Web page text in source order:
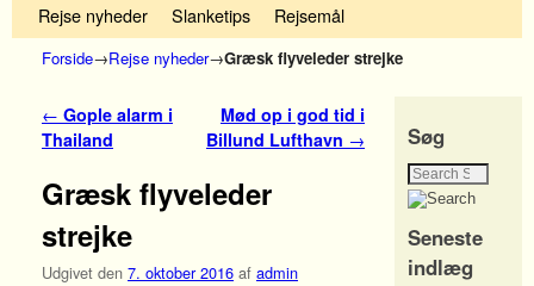
Rejse nyheder
Slanketips Rejsemål
Forside→Rejse nyheder→Græsk flyveleder strejke
Indlæg navigation
← Gople alarm i
Thailand
Mød op i god tid i
Billund Lufthavn →
Græsk flyveleder
strejke
Udgivet den 7. oktober 2016 af admin
Søg
Seneste
indlæg